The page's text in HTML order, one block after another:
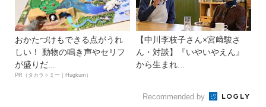
おかたづけもできる点がうれ
しい！ 動物の鳴き声やセリフ
が盛りだ...
PR（タカラトミー｜Hugkum）
【中川李枝子さん×宮﨑駿さ
ん・対談】『いやいやえん』
から生まれ...
Recommended by